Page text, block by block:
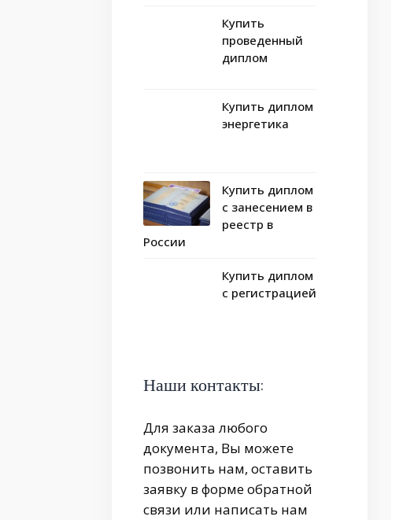
Купить
проведенный
диплом
Купить диплом
энергетика
Купить диплом
с занесением в
реестр в
России
Купить диплом
с регистрацией
Наши контакты:
Для заказа любого
документа, Вы можете
позвонить нам, оставить
заявку в форме обратной
связи или написать нам